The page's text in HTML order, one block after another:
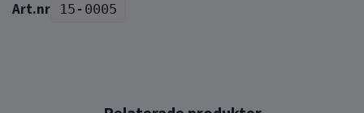
15-0005